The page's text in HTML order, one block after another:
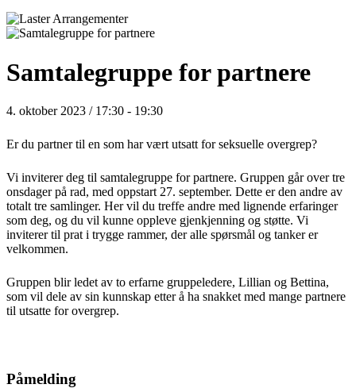
Samtalegruppe for partnere
4. oktober 2023 / 17:30 - 19:30
Er du partner til en som har vært utsatt for seksuelle overgrep?
Vi inviterer deg til samtalegruppe for partnere. Gruppen går over tre
onsdager på rad, med oppstart 27. september. Dette er den andre av
totalt tre samlinger. Her vil du treffe andre med lignende erfaringer
som deg, og du vil kunne oppleve gjenkjenning og støtte. Vi
inviterer til prat i trygge rammer, der alle spørsmål og tanker er
velkommen.
Gruppen blir ledet av to erfarne gruppeledere, Lillian og Bettina,
som vil dele av sin kunnskap etter å ha snakket med mange partnere
til utsatte for overgrep.
Påmelding